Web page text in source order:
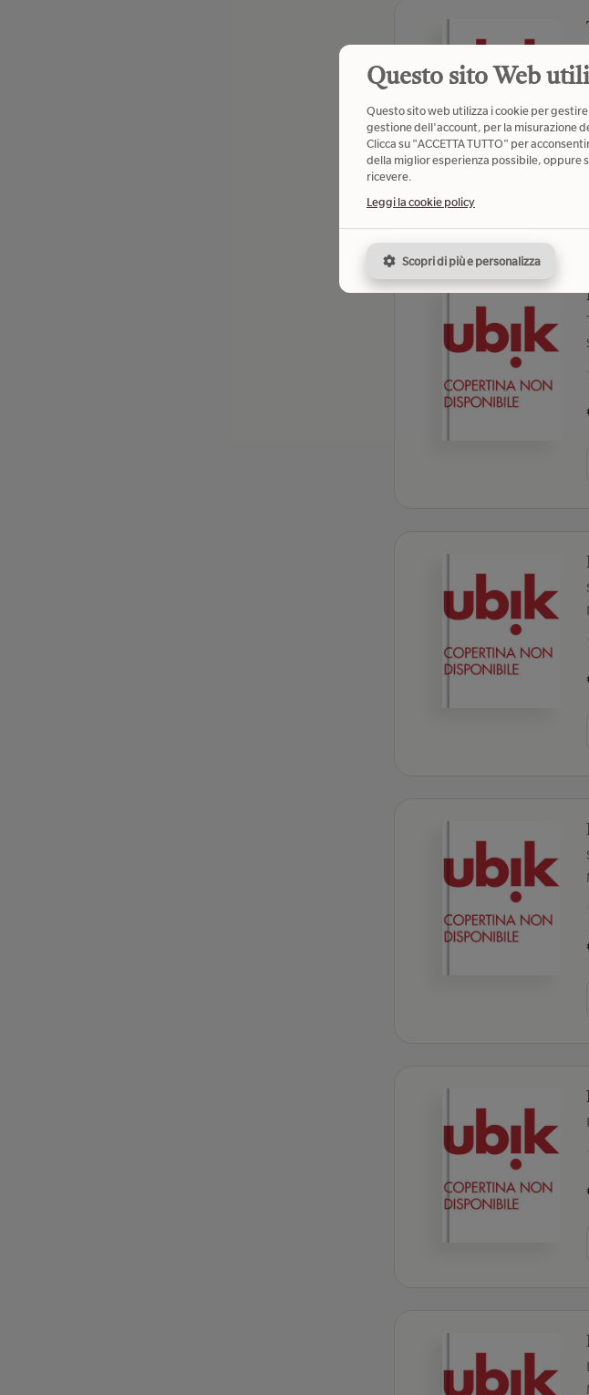
Questo sito Web
Questo sito web utilizza i cookie per
gestione dell'account, per la misurazione
Clicca su "ACCETTA TUTTO" per
della miglior esperienza possibile, oppure
ricevere.
Leggi la cookie policy
Scopri di più e personalizza